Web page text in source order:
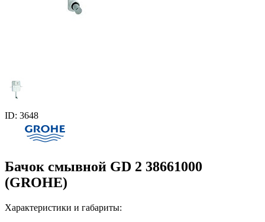
ID: 3648
Бачок смывной GD 2 38661000
(GROHE)
Характеристики и габариты: